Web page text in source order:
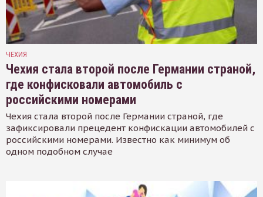
ЧЕХИЯ
Чехия стала второй после Германии страной,
где конфисковали автомобиль с
российскими номерами
Чехия стала второй после Германии страной, где
зафиксировали прецедент конфискации автомобилей с
российскими номерами. Известно как минимум об
одном подобном случае